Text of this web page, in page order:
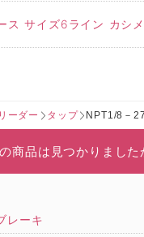
ス サイズ6ライン カ
ーダー タップ NPT1/8－
商品は見つかりました
レーキ